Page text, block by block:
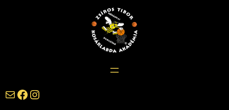
darazsak@darazsak.hu @kobanyaidarazsak @darazsak